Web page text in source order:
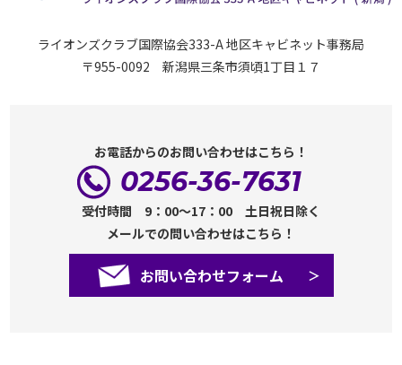
ライオンズクラブ国際協会333-A 地区キャビネット事務局
〒955-0092 新潟県三条市須頃1丁目１７
お電話からのお問い合わせはこちら！
0256-36-7631
受付時間 9：00～17：00 土日祝日除く
メールでの問い合わせはこちら！
お問い合わせフォーム